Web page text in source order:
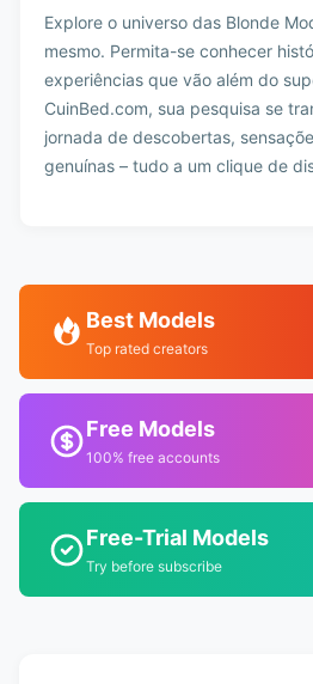
Explore o universo das Blonde
mesmo. Permita-se conhecer
experiências que vão além do
CuinBed.com, sua pesquisa se
jornada de descobertas,
genuínas – tudo a um clique de
Best Models
Top rated creators
Free Models
100% free accounts
Free-Trial Models
Try before subscribe